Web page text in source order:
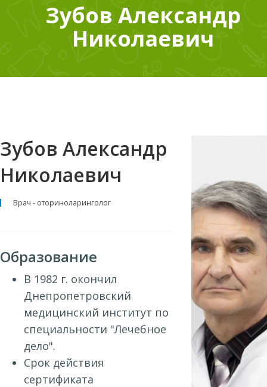
Зубов Александр
Николаевич
Зубов Александр
Николаевич
Врач - оториноларинголог
Образование
В 1982 г. окончил
Днепропетровский
медицинский институт по
специальности "Лечебное
дело".
Срок действия
сертификата